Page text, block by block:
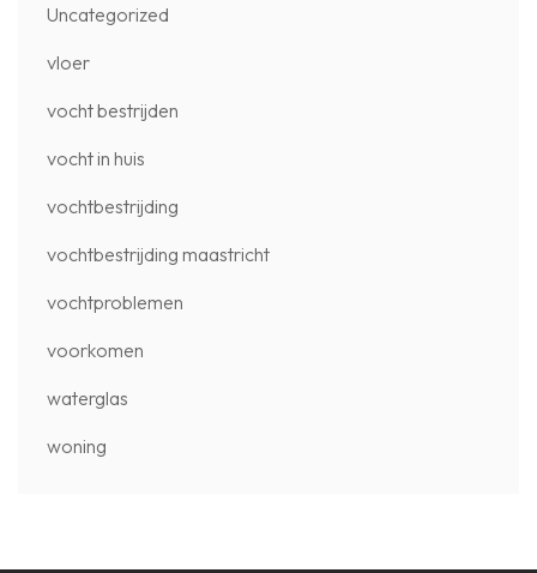
Uncategorized
vloer
vocht bestrijden
vocht in huis
vochtbestrijding
vochtbestrijding maastricht
vochtproblemen
voorkomen
waterglas
woning